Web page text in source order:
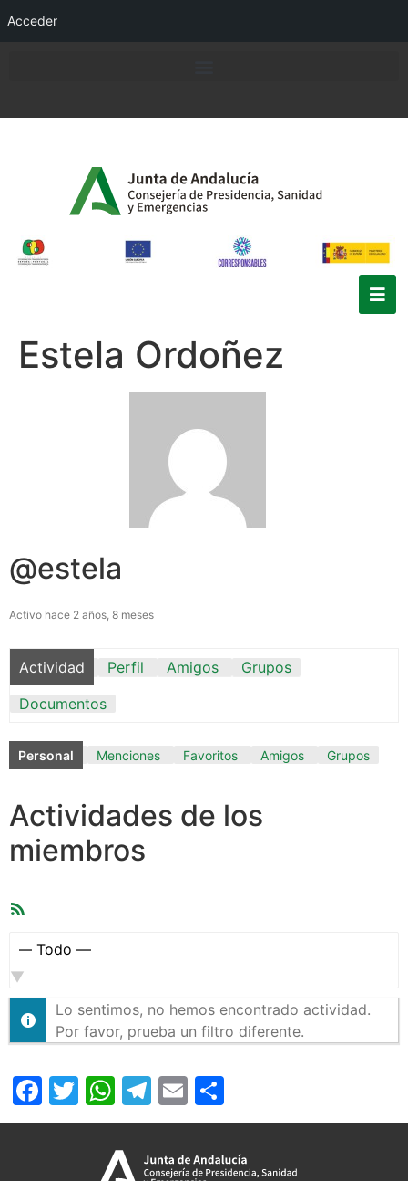
Acceder
Estela Ordoñez
@estela
Activo hace 2 años, 8 meses
Actividad Perfil Amigos
Grupos
Documentos
Personal Menciones Favoritos Amigos Grupos
Actividades de los
miembros
Mostrar:
Lo sentimos, no hemos encontrado actividad.
Por favor, prueba un filtro diferente.
Facebook
Twitter
WhatsApp
Telegram
Email